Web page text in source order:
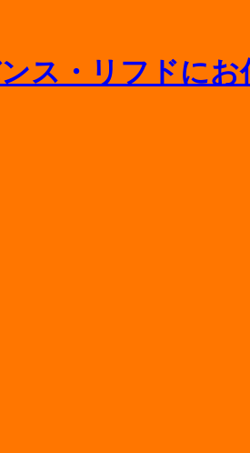
槽交換の相場をプロが解説
新のポイント
るケースを徹底解説
塗装の費用を抑えるコツ
まわりリフォームが最大77％OFF！
のメリット・デメリット比較
えるポイントをプロが解説
2026年版】
ロに頼むべき理由